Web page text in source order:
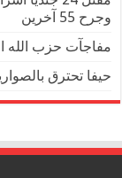
وجرح 55 آخرين
مفاجآت حزب الله
حيفا تحترق بالصواريخ